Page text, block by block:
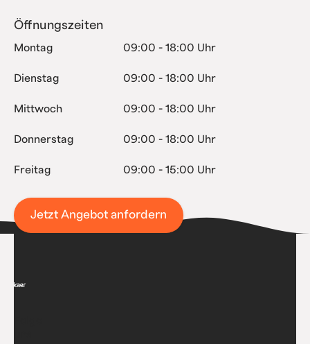
Öffnungszeiten
Montag 09:00 - 18:00 Uhr
Dienstag 09:00 - 18:00 Uhr
Mittwoch 09:00 - 18:00 Uhr
Donnerstag 09:00 - 18:00 Uhr
Freitag 09:00 - 15:00 Uhr
Jetzt Angebot anfordern